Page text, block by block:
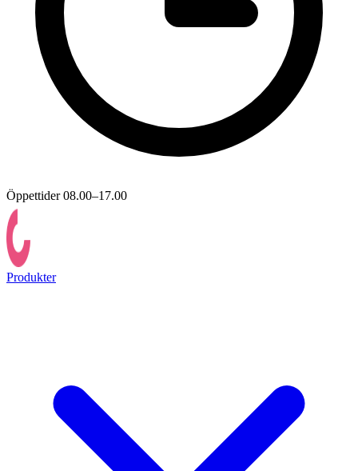
Öppettider 08.00–17.00
Produkter